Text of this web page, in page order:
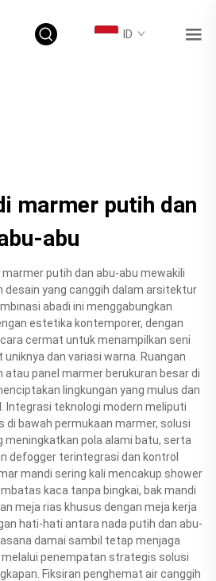
ID
marmer putih dan
abu
marmer putih dan abu-abu mewakili
desain yang canggih dalam arsitektur
abadi ini menggabungkan
estetika kontemporer, dengan
cermat untuk menampilkan seni
dan variasi warna. Ruangan
atau panel marmer berukuran besar di
lingkungan yang mulus dan
Integrasi teknologi modern meliputi
di bawah permukaan marmer, solusi
meningkatkan pola alami batu, serta
defogger terintegrasi dan kontrol
mandi sering kali mencakup shower
kaca tanpa bingkai, bak mandi
meja rias khusus dengan meja kerja
hati-hati antara nada putih dan abu-
damai sambil tetap menjaga
penempatan strategis solusi
Fiksiran penghemat air canggih